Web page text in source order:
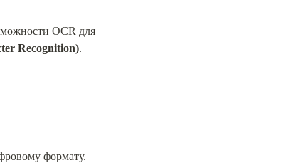
OCR для
Recognition).
формату.